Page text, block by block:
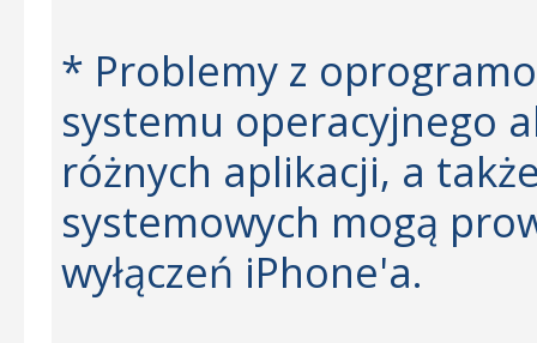
* Problemy z
systemu operacyjnego
różnych aplikacji, a
systemowych mogą
wyłączeń iPhone'a.